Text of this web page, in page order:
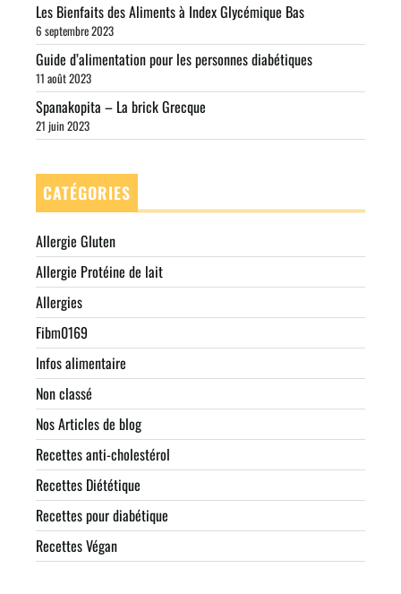
Les Bienfaits des Aliments à Index Glycémique Bas
6 septembre 2023
Guide d’alimentation pour les personnes diabétiques
11 août 2023
Spanakopita – La brick Grecque
21 juin 2023
CATÉGORIES
Allergie Gluten
Allergie Protéine de lait
Allergies
Fibm0169
Infos alimentaire
Non classé
Nos Articles de blog
Recettes anti-cholestérol
Recettes Diététique
Recettes pour diabétique
Recettes Végan